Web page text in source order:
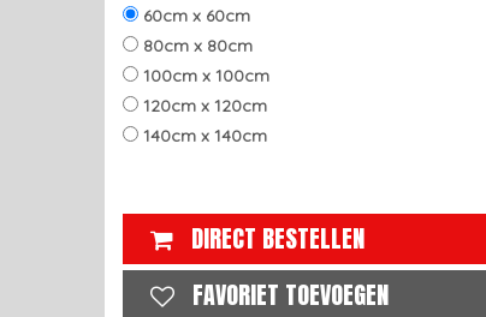
60cm x 60cm
80cm x 80cm
100cm x 100cm
120cm x 120cm
140cm x 140cm
DIRECT BESTELLEN
FAVORIET TOEVOEGEN